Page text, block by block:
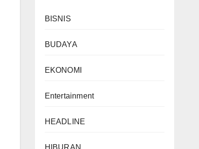
BISNIS
BUDAYA
EKONOMI
Entertainment
HEADLINE